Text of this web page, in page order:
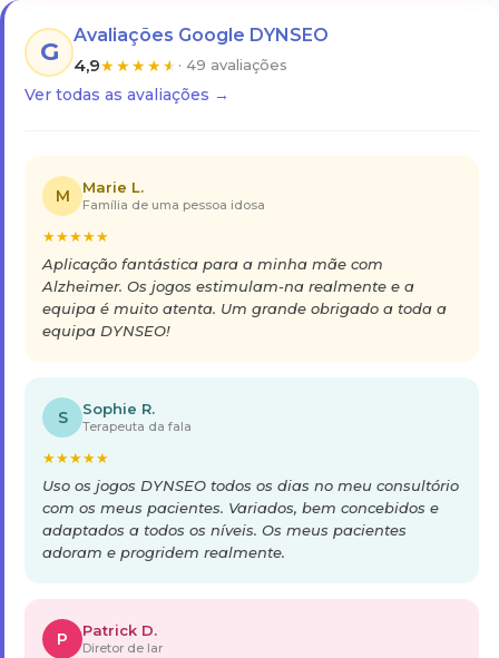
G
Avaliações Google DYNSEO
4,9★★★★★ · 49 avaliações
Ver todas as avaliações →
M Marie L.
Família de uma pessoa idosa
★★★★★
Aplicação fantástica para a minha mãe com
Alzheimer. Os jogos estimulam-na realmente e a
equipa é muito atenta. Um grande obrigado a toda a
equipa DYNSEO!
S Sophie R.
Terapeuta da fala
★★★★★
Uso os jogos DYNSEO todos os dias no meu consultório
com os meus pacientes. Variados, bem concebidos e
adaptados a todos os níveis. Os meus pacientes
adoram e progridem realmente.
P Patrick D.
Diretor de lar